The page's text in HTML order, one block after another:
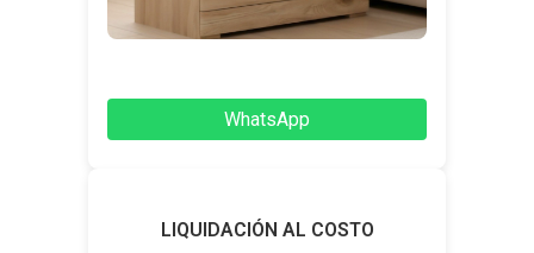
WhatsApp
LIQUIDACIÓN AL COSTO